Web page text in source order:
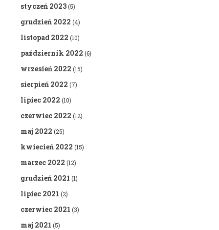
styczeń 2023(5)
grudzień 2022 (4)
listopad 2022 (10)
październik 2022 (6)
wrzesień 2022 (15)
sierpień 2022 (7)
lipiec 2022 (10)
czerwiec 2022 (12)
maj 2022 (25)
kwiecień 2022 (15)
marzec 2022 (12)
grudzień 2021 (1)
lipiec 2021 (2)
czerwiec 2021 (3)
maj 2021 (5)